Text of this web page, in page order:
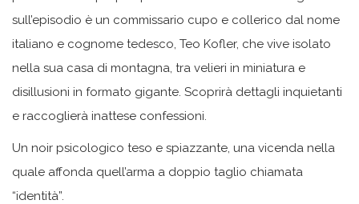
sull’episodio è un commissario cupo e collerico dal nome
italiano e cognome tedesco, Teo Kofler, che vive isolato
nella sua casa di montagna, tra velieri in miniatura e
disillusioni in formato gigante. Scoprirà dettagli inquietanti
e raccoglierà inattese confessioni.
Un noir psicologico teso e spiazzante, una vicenda nella
quale affonda quell’arma a doppio taglio chiamata
“identità”.